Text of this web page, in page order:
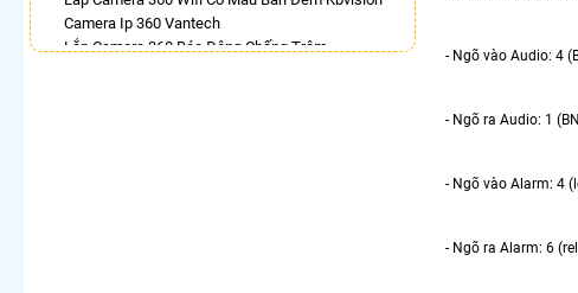
Camera Ip 360 Vantech
Lắp Camera 360 Báo Động Chống Trộm
- Ngõ vào Audio: 4
- Ngõ ra Audio: 1
- Ngõ vào Alarm: 4
- Ngõ ra Alarm: 6